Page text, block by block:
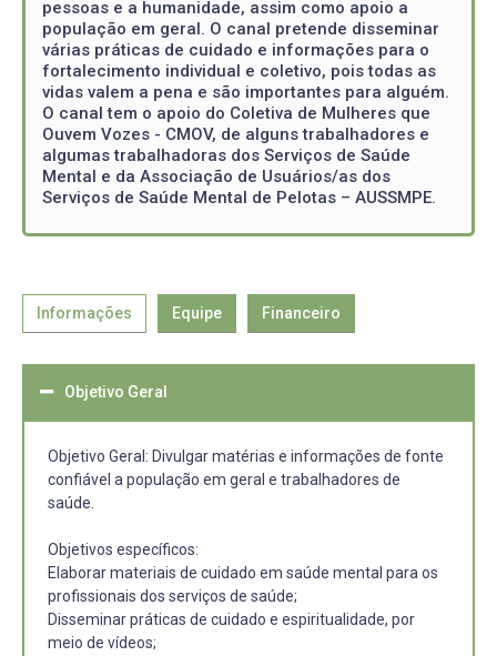
pessoas e a humanidade, assim como apoio a
população em geral. O canal pretende disseminar
várias práticas de cuidado e informações para o
fortalecimento individual e coletivo, pois todas as
vidas valem a pena e são importantes para alguém.
O canal tem o apoio do Coletiva de Mulheres que
Ouvem Vozes - CMOV, de alguns trabalhadores e
algumas trabalhadoras dos Serviços de Saúde
Mental e da Associação de Usuários/as dos
Serviços de Saúde Mental de Pelotas – AUSSMPE.
Informações Equipe Financeiro
Objetivo Geral
Objetivo Geral: Divulgar matérias e informações de fonte
confiável a população em geral e trabalhadores de
saúde.
Objetivos específicos:
Elaborar materiais de cuidado em saúde mental para os
profissionais dos serviços de saúde;
Disseminar práticas de cuidado e espiritualidade, por
meio de vídeos;